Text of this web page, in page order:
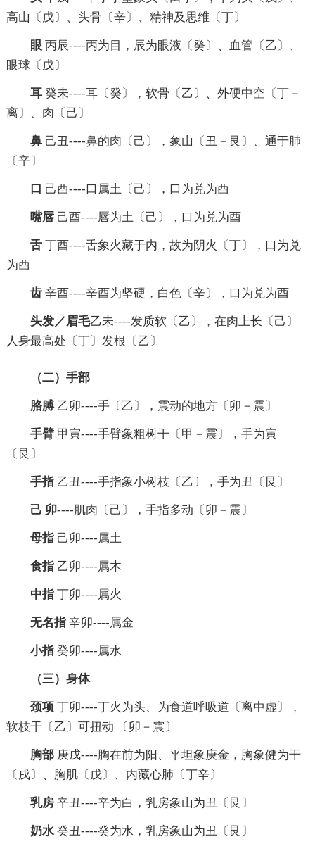
高山〔戊〕、头骨〔辛〕、精神及思维〔丁〕
眼丙辰----丙为目，辰为眼液〔癸〕、血管〔乙〕、
眼球〔戊〕
耳癸未----耳〔癸〕，软骨〔乙〕、外硬中空〔丁－
离〕、肉〔己〕
鼻己丑----鼻的肉〔己〕，象山〔丑－艮〕、通于肺
〔辛〕
口 己酉----口属土〔己〕，口为兑为酉
嘴唇己酉----唇为土〔己〕，口为兑为酉
舌丁酉----舌象火藏于内，故为阴火〔丁〕，口为兑
为酉
齿辛酉----辛酉为坚硬，白色〔辛〕，口为兑为酉
头发／眉毛乙未----发质软〔乙〕，在肉上长〔己〕
人身最高处〔丁〕发根〔乙〕
（二）手部
胳膊乙卯----手〔乙〕，震动的地方〔卯－震〕
手臂甲寅----手臂象粗树干〔甲－震〕，手为寅
〔艮〕
手指乙丑----手指象小树枝〔乙〕，手为丑〔艮〕
己 卯----肌肉〔己〕，手指多动〔卯－震〕
母指己卯----属土
食指乙卯----属木
中指丁卯----属火
无名指辛卯----属金
小指癸卯----属水
（三）身体
颈项丁卯----丁火为头、为食道呼吸道〔离中虚〕，
软枝干〔乙〕可扭动 〔卯－震〕
胸部庚戌----胸在前为阳、平坦象庚金，胸象健为干
〔戌〕、胸肌〔戊〕、内藏心肺〔丁辛〕
乳房辛丑----辛为白，乳房象山为丑〔艮〕
奶水癸丑----癸为水，乳房象山为丑〔艮〕